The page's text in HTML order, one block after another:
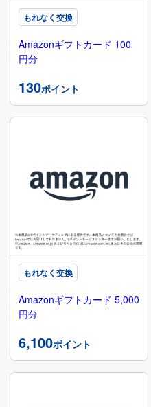
もれなく交換
Amazonギフトカード 100
円分
130ポイント
もれなく交換
Amazonギフトカード 5,000
円分
6,100ポイント